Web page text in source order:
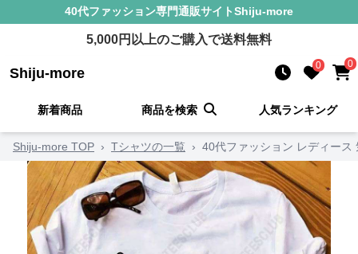
40代ファッション専門通販サイトShiju-more
5,000円以上のご購入で送料無料
Shiju-more 0 0
新着商品 商品を検索 人気ランキング
Shiju-more TOP › Tシャツの一覧 › 40代ファッション レディース